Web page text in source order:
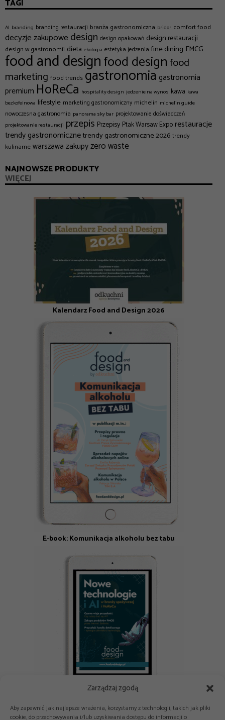
Zarządzaj zgodą
Aby zapewnić jak najlepsze wrażenia, korzystamy z technologii, takich jak pliki
cookie, do przechowywania i/lub uzyskiwania dostępu do informacji o
TAGI
AI branding branding restauracji branża gastronomiczna bridor comfort food
decyzje zakupowe design design opakowań design restauracji
design w gastronomii dieta ekologia estetyka jedzenia fine dining FMCG
food and designfood designfood
marketing food trends gastronomia gastronomia
premium HoReCa hospitality design jedzenie na wynos kawa kawa
bezkofeinowa lifestyle marketing gastronomiczny michelin michelin guide
nowoczesna gastronomia panorama sky bar projektowanie doświadczeń
projektowanie restauracji przepis Przepisy Ptak Warsaw Exporestauracje
trendy gastronomicznetrendy gastronomiczne 2026trendy
kulinarnewarszawa zakupyzero waste
NAJNOWSZE PRODUKTY
WIĘCEJ
Kalendarz Food and Design 2026
E-book: Komunikacja alkoholu bez tabu
E-book: Nowe technologie i AI w branży spożywczej i HoReCa